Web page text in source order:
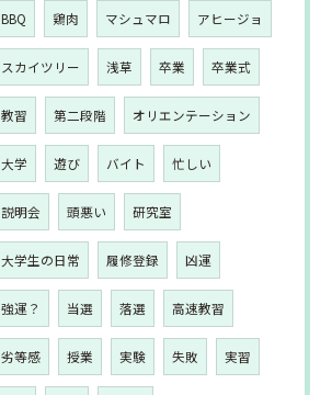
BBQ 鶏肉 マシュマロ アヒージョ
スカイツリー 浅草 卒業 卒業式
教習 第二段階 オリエンテーション
大学 遊び バイト 忙しい
説明会 頭悪い 研究室
大学生の日常 履修登録 凶運
強運？ 当選 落選 高速教習
劣等感 授業 実験 失敗 実習